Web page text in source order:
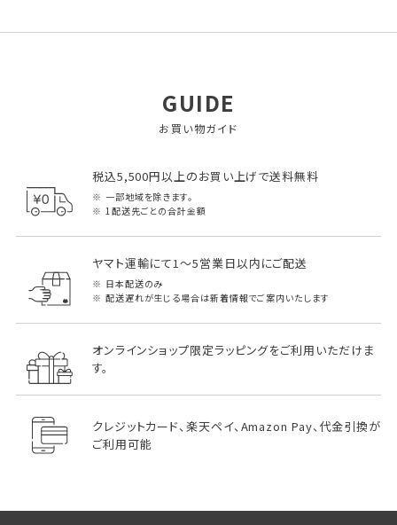
GUIDE
お買い物ガイド
税込5,500円以上のお買い上げで送料無料
一部地域を除きます。
1配送先ごとの合計金額
ヤマト運輸にて1～5営業日以内にご配送
日本配送のみ
配送遅れが生じる場合は新着情報でご案内いたします
オンラインショップ限定ラッピングをご利用いただけま
す。
クレジットカード、楽天ペイ、Amazon Pay、代金引換が
ご利用可能